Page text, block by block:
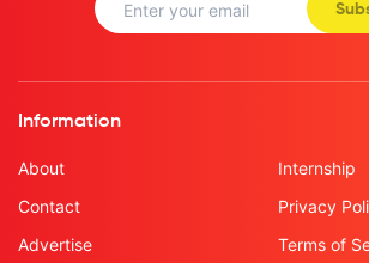
Information
About
Contact
Advertise
Internship
Privacy
Terms of